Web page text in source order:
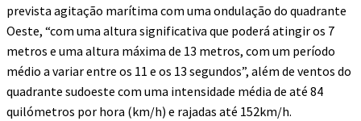
prevista agitação marítima com uma ondulação do quadrante
Oeste, “com uma altura significativa que poderá atingir os 7
metros e uma altura máxima de 13 metros, com um período
médio a variar entre os 11 e os 13 segundos”, além de ventos do
quadrante sudoeste com uma intensidade média de até 84
quilómetros por hora (km/h) e rajadas até 152km/h.